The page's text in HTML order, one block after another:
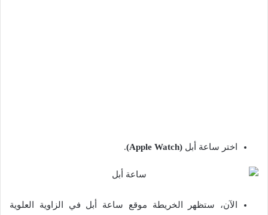
اختر ساعة أبل (Apple Watch)
.
الآن، ستظهر الخريطة موقع ساعة أبل في الزاوية العلوية